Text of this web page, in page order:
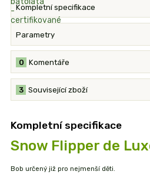
Kompletní specifikace
Parametry
Komentáře
0
Související zboží
3
Kompletní specifikace
Snow Flipper de
Bob určený již pro nejmenší děti.